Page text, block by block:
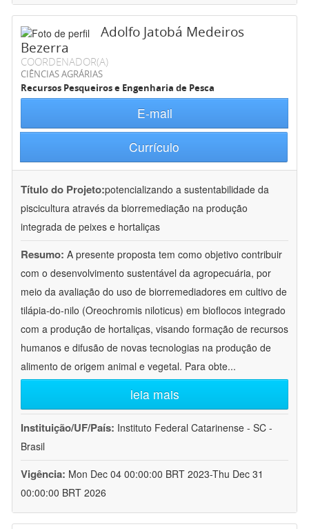
Adolfo Jatobá Medeiros
Bezerra
COORDENADOR(A)
CIÊNCIAS AGRÁRIAS
Recursos Pesqueiros e Engenharia de Pesca
E-mail
Currículo
Título do Projeto:potencializando a sustentabilidade da
piscicultura através da biorremediação na produção
integrada de peixes e hortaliças
Resumo: A presente proposta tem como objetivo contribuir
com o desenvolvimento sustentável da agropecuária, por
meio da avaliação do uso de biorremediadores em cultivo de
tilápia-do-nilo (Oreochromis niloticus) em bioflocos integrado
com a produção de hortaliças, visando formação de recursos
humanos e difusão de novas tecnologias na produção de
alimento de origem animal e vegetal. Para obte...
leia mais
Instituição/UF/País: Instituto Federal Catarinense - SC -
Brasil
Vigência: Mon Dec 04 00:00:00 BRT 2023-Thu Dec 31
00:00:00 BRT 2026